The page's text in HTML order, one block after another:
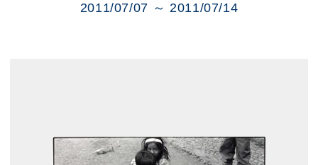
2011/07/07 ～ 2011/07/14